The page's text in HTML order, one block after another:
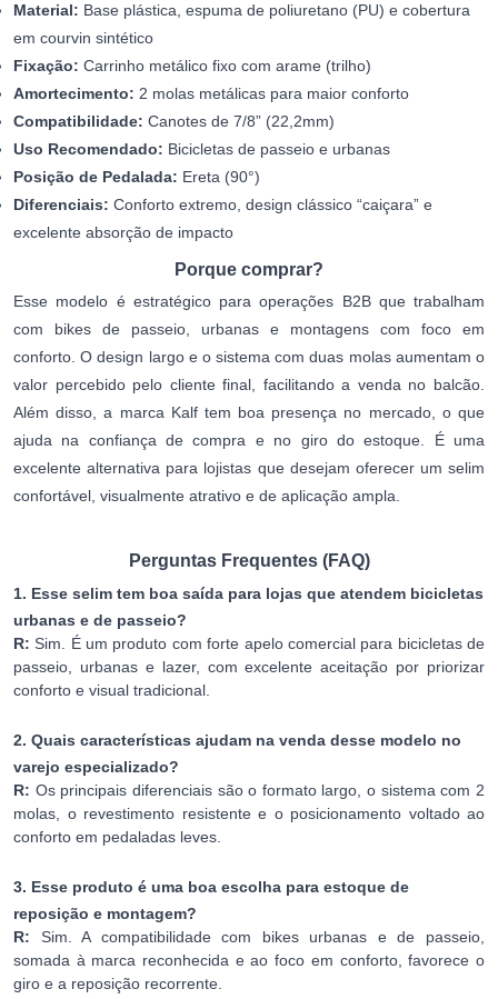
Material: Base plástica, espuma de poliuretano (PU) e cobertura
em courvin sintético
Fixação: Carrinho metálico fixo com arame (trilho)
Amortecimento: 2 molas metálicas para maior conforto
Compatibilidade: Canotes de 7/8” (22,2mm)
Uso Recomendado: Bicicletas de passeio e urbanas
Posição de Pedalada: Ereta (90°)
Diferenciais: Conforto extremo, design clássico “caiçara” e
excelente absorção de impacto
Porque comprar?
Esse modelo é estratégico para operações B2B que trabalham
com bikes de passeio, urbanas e montagens com foco em
conforto. O design largo e o sistema com duas molas aumentam o
valor percebido pelo cliente final, facilitando a venda no balcão.
Além disso, a marca Kalf tem boa presença no mercado, o que
ajuda na confiança de compra e no giro do estoque. É uma
excelente alternativa para lojistas que desejam oferecer um selim
confortável, visualmente atrativo e de aplicação ampla.
Perguntas Frequentes (FAQ)
1. Esse selim tem boa saída para lojas que atendem bicicletas
urbanas e de passeio?
R: Sim. É um produto com forte apelo comercial para bicicletas de
passeio, urbanas e lazer, com excelente aceitação por priorizar
conforto e visual tradicional.
2. Quais características ajudam na venda desse modelo no
varejo especializado?
R: Os principais diferenciais são o formato largo, o sistema com 2
molas, o revestimento resistente e o posicionamento voltado ao
conforto em pedaladas leves.
3. Esse produto é uma boa escolha para estoque de
reposição e montagem?
R: Sim. A compatibilidade com bikes urbanas e de passeio,
somada à marca reconhecida e ao foco em conforto, favorece o
giro e a reposição recorrente.